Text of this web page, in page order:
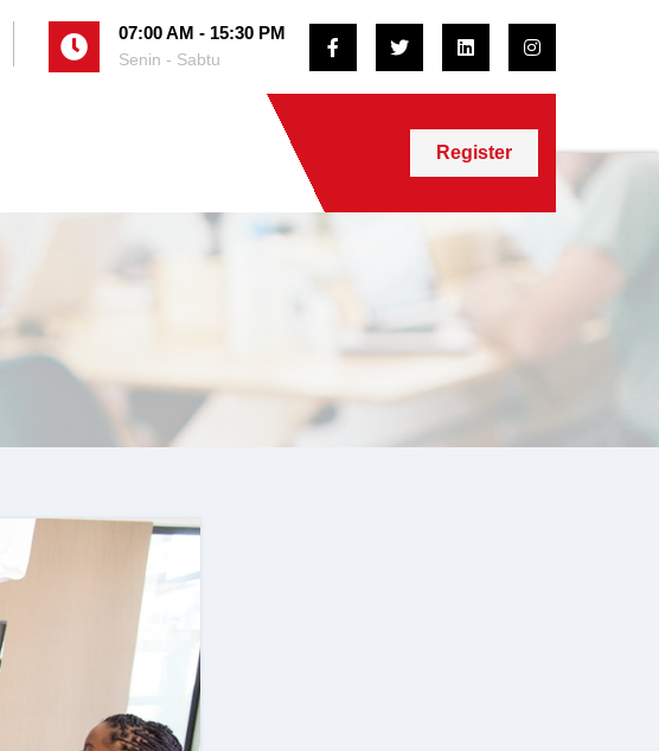
07:00 AM - 15:30 PM
Senin - Sabtu
Register